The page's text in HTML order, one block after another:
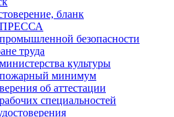
бланк
ПРЕССА
безопасности
труда
культуры
пожарный минимум
об аттестации
специальностей